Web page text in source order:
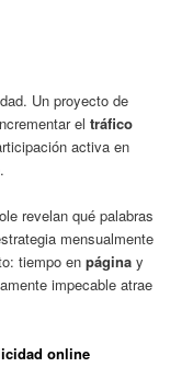
Un proyecto de
eltráfico
activa en
revelan qué palabras
mensualmente
tiempo enpágina y
impecable atrae
online